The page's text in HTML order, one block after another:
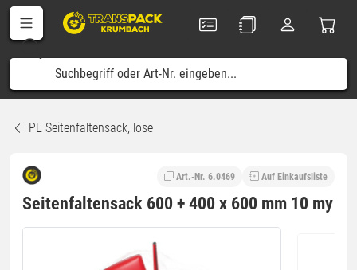
PE Seitenfaltensack, lose
Art.-Nr. 6.0469 Auf Einkaufsliste
Seitenfaltensack 600 + 400 x 600 mm 10 my